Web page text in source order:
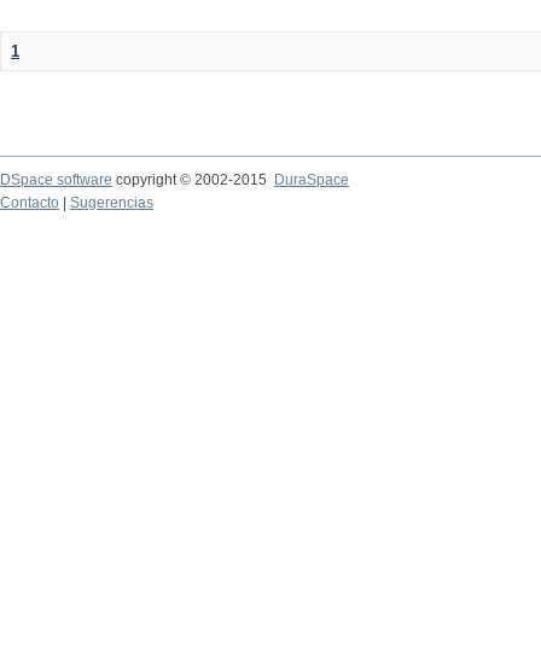
1
DSpace software copyright © 2002-2015
DuraSpace
Contacto
Sugerencias